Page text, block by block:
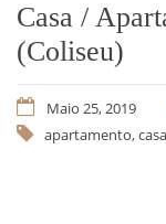
Casa /
(Coliseu)
Maio 25, 2019
apartamento,